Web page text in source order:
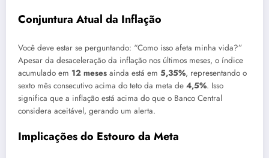
Conjuntura Atual da Inflação
Você deve estar se perguntando: “Como isso afeta minha vida?”
Apesar da desaceleração da inflação nos últimos meses, o índice
acumulado em 12 meses ainda está em 5,35%, representando o
sexto mês consecutivo acima do teto da meta de 4,5%. Isso
significa que a inflação está acima do que o Banco Central
considera aceitável, gerando um alerta.
Implicações do Estouro da Meta